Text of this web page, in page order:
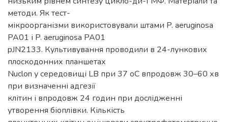
методи. Як тест-
мікроорганізми використовували штами P. aeruginosa
PA01 і P. aeruginosa PA01
pJN2133. Культивування проводили в 24-лункових
плоскодонних планшетах
Nuclon у середовищі LB при 37 оС впродовж 30–60 хв
при визначенні адгезії
клітин і впродовж 24 годин при дослідженні
утворення біоплівки. Кількість